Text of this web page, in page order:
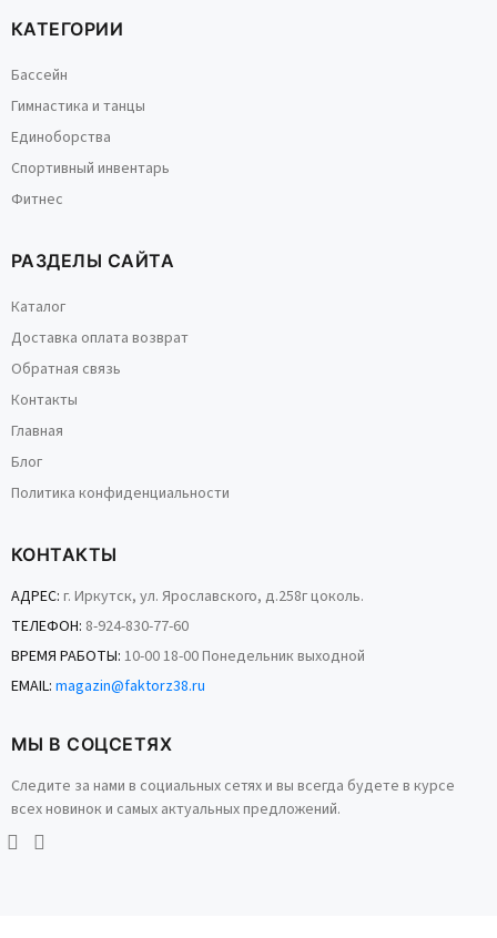
КАТЕГОРИИ
Бассейн
Гимнастика и танцы
Единоборства
Спортивный инвентарь
Фитнес
РАЗДЕЛЫ САЙТА
Каталог
Доставка оплата возврат
Обратная связь
Контакты
Главная
Блог
Политика конфиденциальности
КОНТАКТЫ
АДРЕС: г. Иркутск, ул. Ярославского, д.258г цоколь.
ТЕЛЕФОН: 8-924-830-77-60
ВРЕМЯ РАБОТЫ: 10-00 18-00 Понедельник выходной
EMAIL: magazin@faktorz38.ru
МЫ В СОЦСЕТЯХ
Следите за нами в социальных сетях и вы всегда будете в курсе
всех новинок и самых актуальных предложений.